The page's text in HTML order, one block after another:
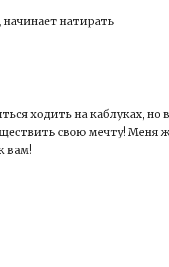
начинает натирать
ходить на каблуках, но
свою мечту! Меня
вам!